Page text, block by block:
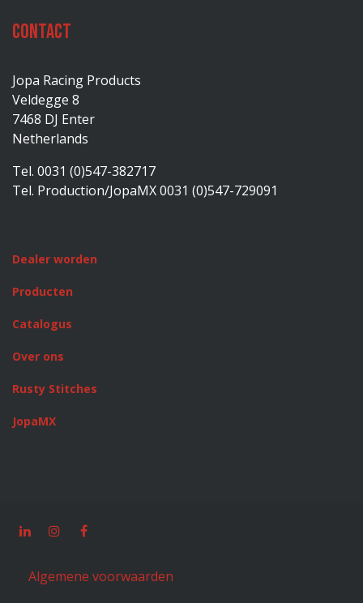
Contact
Jopa Racing Products
Veldegge 8
7468 DJ Enter
Netherlands
Tel. 0031 (0)547-382717
Tel. Production/JopaMX 0031 (0)547-729091
Dealer worden
Producten
Catalogus
Over ons
Rusty Stitches
JopaMX
Algemene voorwaarden